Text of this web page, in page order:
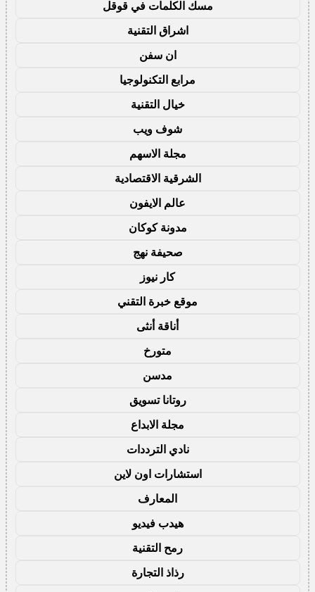
مسك الكلمات في قوقل
اشراق التقنية
ان سفن
مرابع التكنولوجيا
خيال التقنية
شوف ويب
مجلة الاسهم
الشرقية الاقتصادية
عالم الايفون
مدونة كوكان
صحيفة نهج
كار نيوز
موقع خبرة التقني
أناقة أنثى
متورخ
مدسن
روتانا تسويق
مجلة الابداع
نادي الترددات
استشارات اون لاين
المعارف
هيدب فيديو
رمح التقنية
رذاذ التجارة